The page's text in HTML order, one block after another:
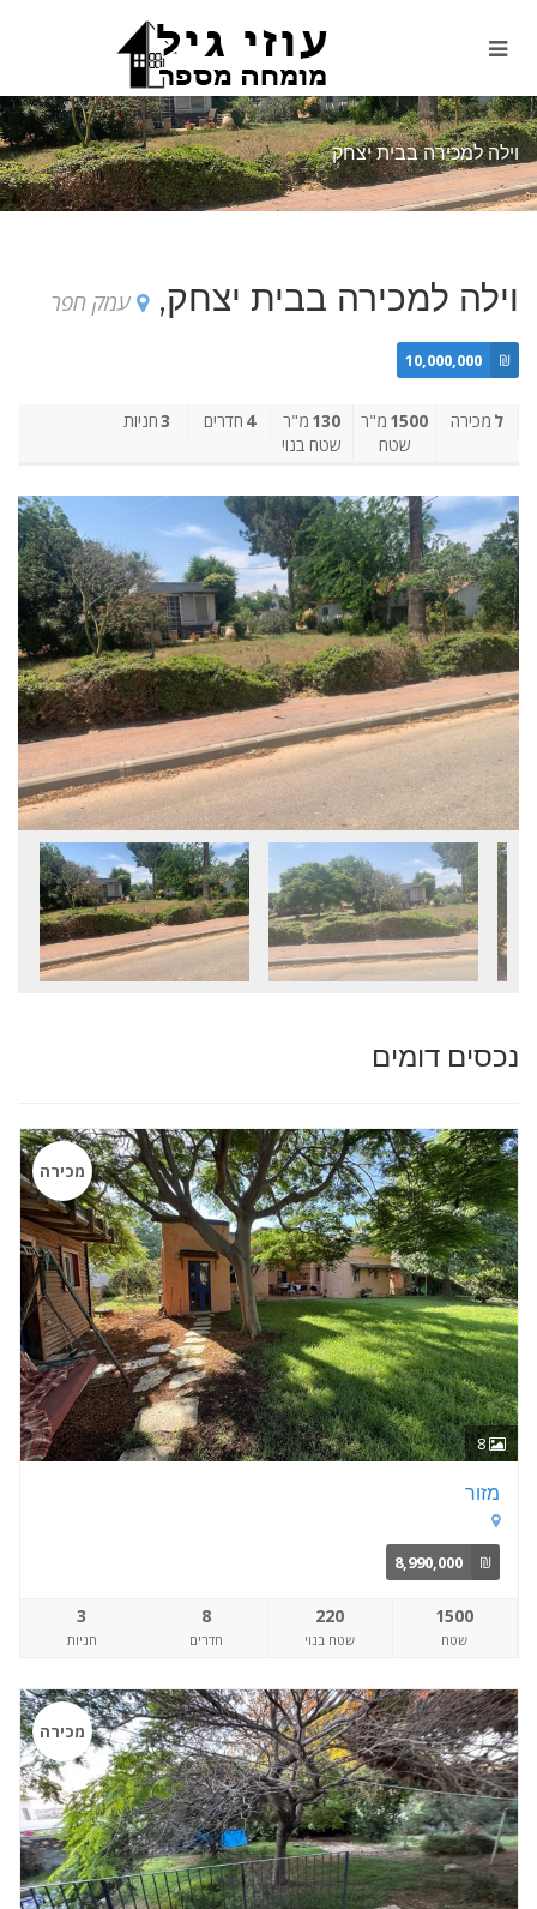
וילה למכירה בבית יצחק
וילה למכירה בבית יצחק, עמק חפר
₪
10,000,000
ל מכירה 1500 מ"ר
שטח
130 מ"ר
שטח בנוי
4 חדרים 3חניות
נכסים דומים
8
מכירה
מזור
₪
8,990,000
1500
שטח
220
שטח בנוי
8
חדרים
3
חניות
מכירה